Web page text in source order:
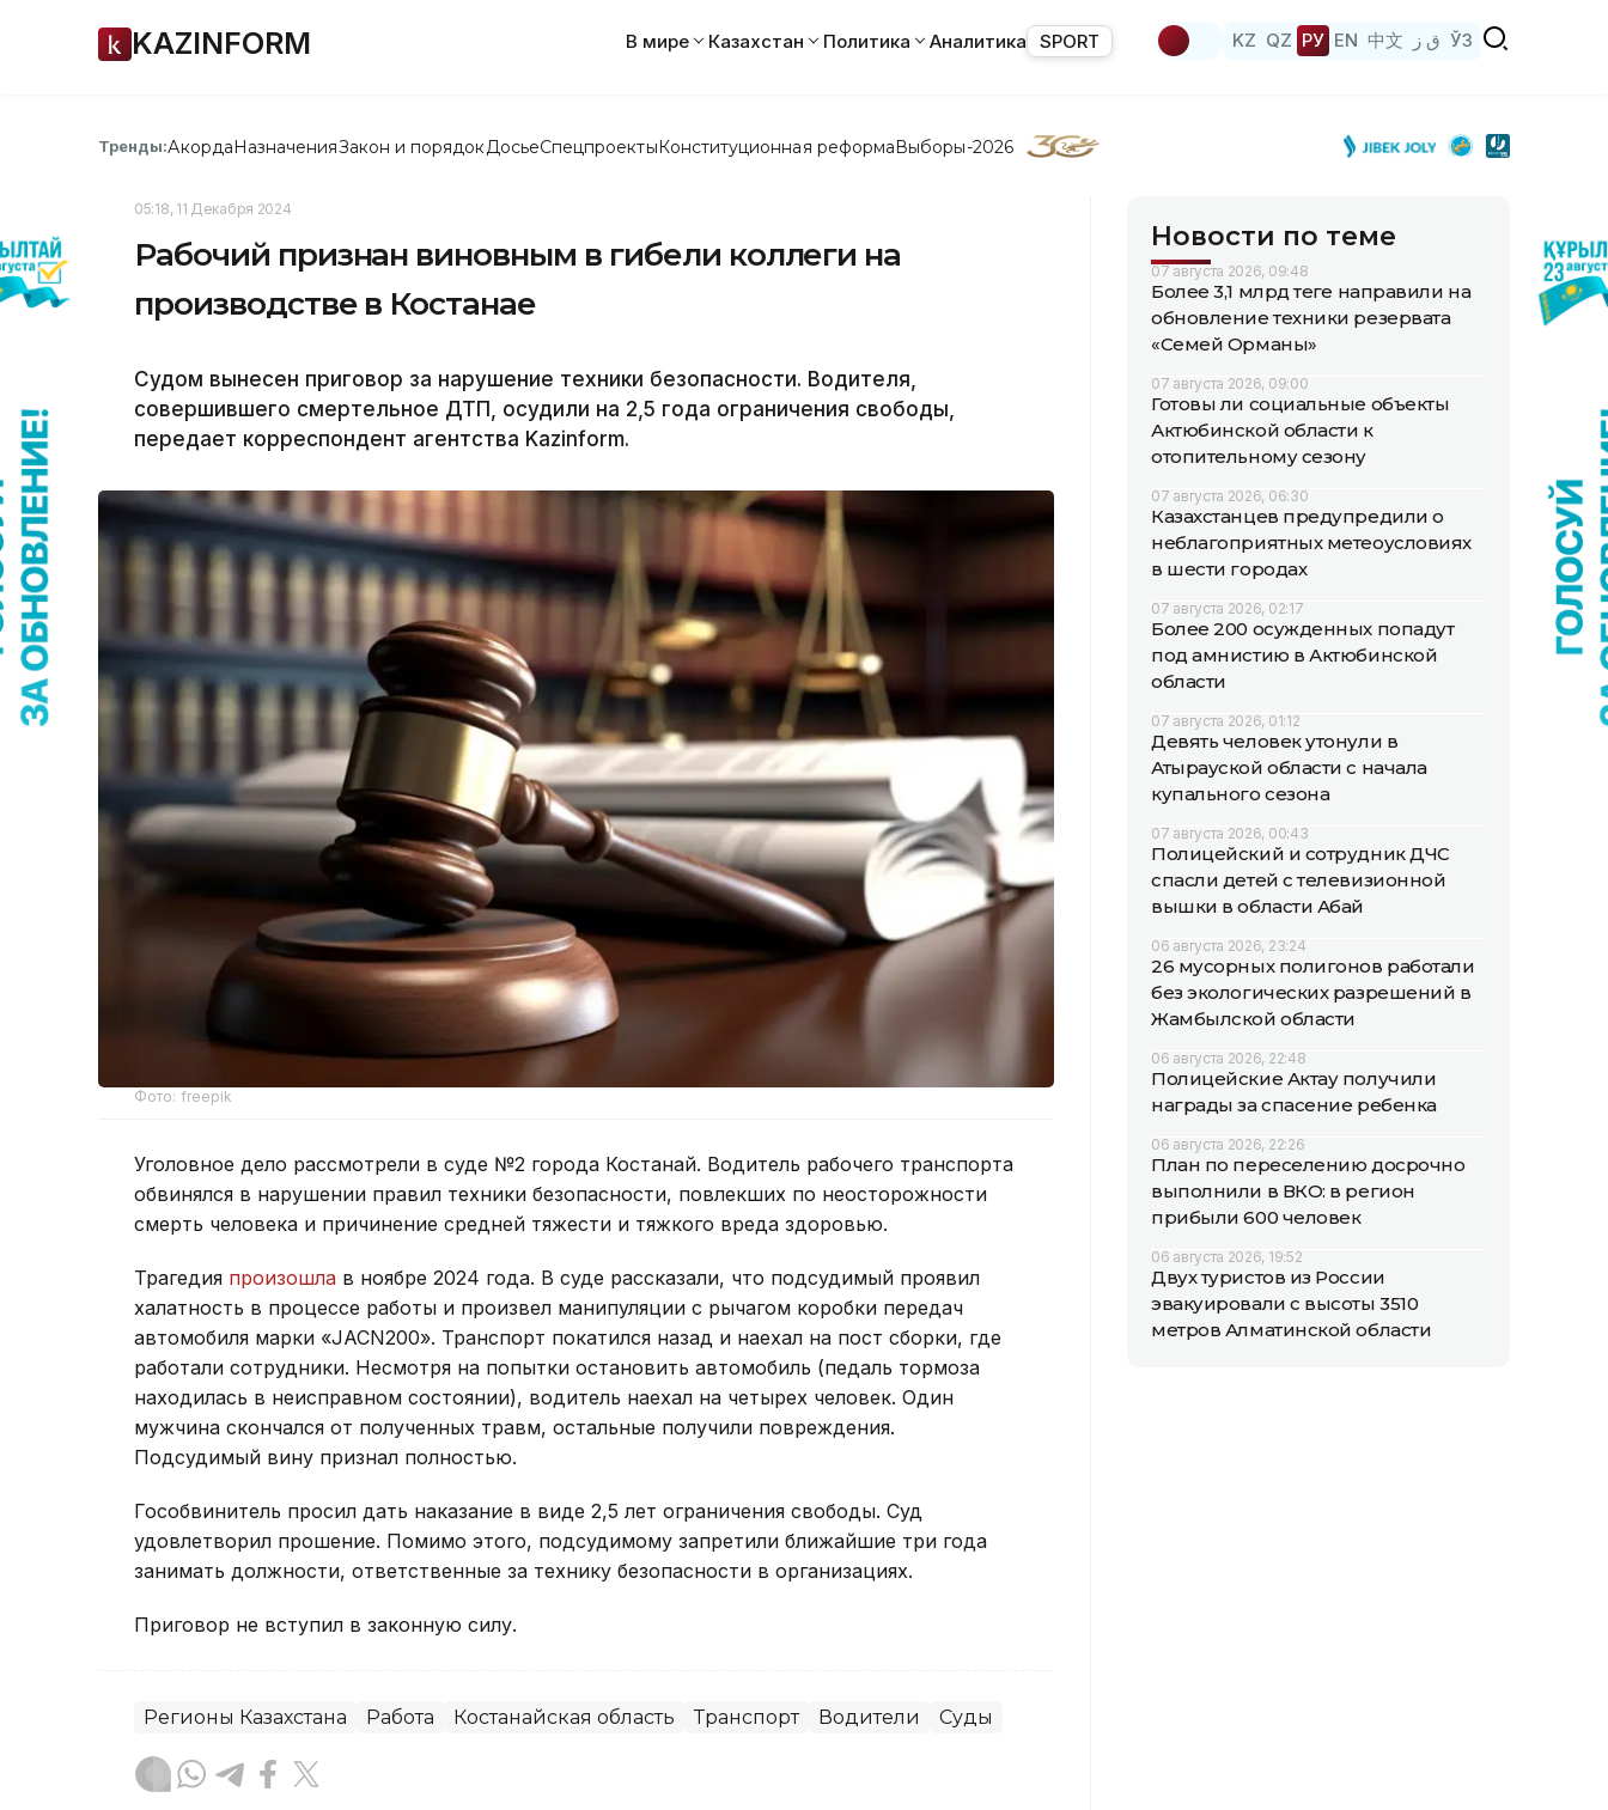
KAZINFORM В мире Казахстан Политика Аналитика SPORT KZ QZ РУ EN 中文 ق ز ЎЗ
Тренды:АкордаНазначенияЗакон и порядок ДосьеСпецпроектыКонституционная реформаВыборы-2026
05:18, 11 Декабря 2024
Рабочий признан виновным в гибели коллеги на
производстве в Костанае
Судом вынесен приговор за нарушение техники безопасности. Водителя,
совершившего смертельное ДТП, осудили на 2,5 года ограничения свободы,
передает корреспондент агентства Kazinform.
Фото: freepik
Уголовное дело рассмотрели в суде №2 города Костанай. Водитель рабочего транспорта
обвинялся в нарушении правил техники безопасности, повлекших по неосторожности
смерть человека и причинение средней тяжести и тяжкого вреда здоровью.
Трагедия произошла в ноябре 2024 года. В суде рассказали, что подсудимый проявил
халатность в процессе работы и произвел манипуляции с рычагом коробки передач
автомобиля марки «JACN200». Транспорт покатился назад и наехал на пост сборки, где
работали сотрудники. Несмотря на попытки остановить автомобиль (педаль тормоза
находилась в неисправном состоянии), водитель наехал на четырех человек. Один
мужчина скончался от полученных травм, остальные получили повреждения.
Подсудимый вину признал полностью.
Гособвинитель просил дать наказание в виде 2,5 лет ограничения свободы. Суд
удовлетворил прошение. Помимо этого, подсудимому запретили ближайшие три года
занимать должности, ответственные за технику безопасности в организациях.
Приговор не вступил в законную силу.
Регионы Казахстана Работа Костанайская область Транспорт Водители Суды
Новости по теме
07 августа 2026, 09:48
Более 3,1 млрд теңге направили на
обновление техники резервата
«Семей Орманы»
07 августа 2026, 09:00
Готовы ли социальные объекты
Актюбинской области к
отопительному сезону
07 августа 2026, 06:30
Казахстанцев предупредили о
неблагоприятных метеоусловиях
в шести городах
07 августа 2026, 02:17
Более 200 осужденных попадут
под амнистию в Актюбинской
области
07 августа 2026, 01:12
Девять человек утонули в
Атырауской области с начала
купального сезона
07 августа 2026, 00:43
Полицейский и сотрудник ДЧС
спасли детей с телевизионной
вышки в области Абай
06 августа 2026, 23:24
26 мусорных полигонов работали
без экологических разрешений в
Жамбылской области
06 августа 2026, 22:48
Полицейские Актау получили
награды за спасение ребенка
06 августа 2026, 22:26
План по переселению досрочно
выполнили в ВКО: в регион
прибыли 600 человек
06 августа 2026, 19:52
Двух туристов из России
эвакуировали с высоты 3510
метров Алматинской области